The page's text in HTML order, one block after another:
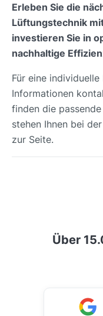
Erleben Sie die
Lüftungstechnik
investieren Sie in
nachhaltige
Für eine
Informationen
finden die
stehen Ihnen bei
zur Seite.
Über